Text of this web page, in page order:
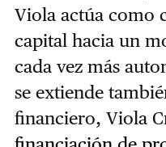
Viola actúa como
capital hacia un
cada vez más
se extiende
financiero, Viola